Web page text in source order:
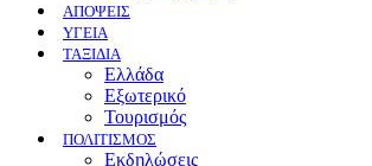
ΑΠΟΨΕΙΣ
ΥΓΕΙΑ
ΤΑΞΙΔΙΑ
Ελλάδα
Εξωτερικό
Τουρισμός
ΠΟΛΙΤΙΣΜΟΣ
Eκδηλώσεις